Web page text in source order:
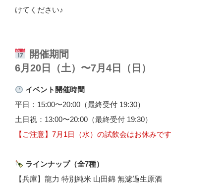
けてください♪
開催期間
6月20日（土）〜7月4日（日）
イベント開催時間
平日：15:00〜20:00（最終受付 19:30）
土日祝：13:00〜20:00（最終受付 19:30）
【ご注意】7月1日（水）の試飲会はお休みです
ラインナップ（全7種）
【兵庫】龍力 特別純米 山田錦 無濾過生原酒